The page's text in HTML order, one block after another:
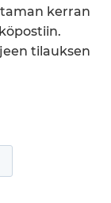
kerran
tilauksen